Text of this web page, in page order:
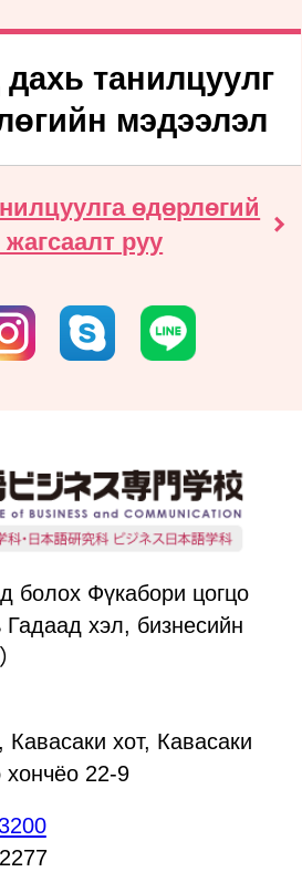
дахь танилцуулг
мэдээлэл
өдөрлөгий
руу
болох Фүкабори цогцо
Гадаад хэл, бизнесийн
хот, Кавасаки
хончёо 22-9